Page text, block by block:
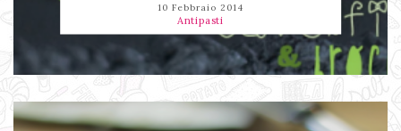
10 Febbraio 2014
Antipasti